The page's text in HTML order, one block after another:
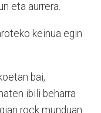
eta aurrera.
keinua egin
bai,
ibili beharra
rock munduan